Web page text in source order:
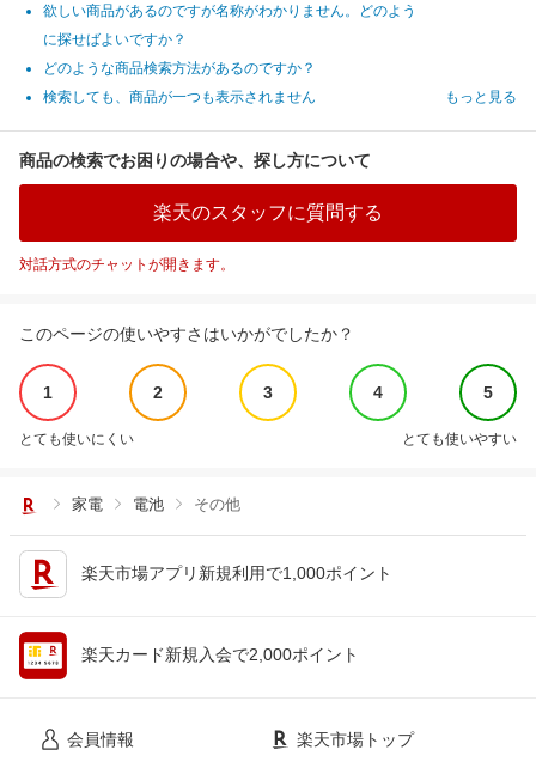
欲しい商品があるのですが名称がわかりません。どのよう
に探せばよいですか？
どのような商品検索方法があるのですか？
検索しても、商品が一つも表示されません
もっと見る
商品の検索でお困りの場合や、探し方について
楽天のスタッフに質問する
対話方式のチャットが開きます。
このページの使いやすさはいかがでしたか？
1 2 3 4 5
とても使いにくい とても使いやすい
家電 電池 その他
楽天市場アプリ新規利用で1,000ポイント
楽天カード新規入会で2,000ポイント
会員情報 楽天市場トップ